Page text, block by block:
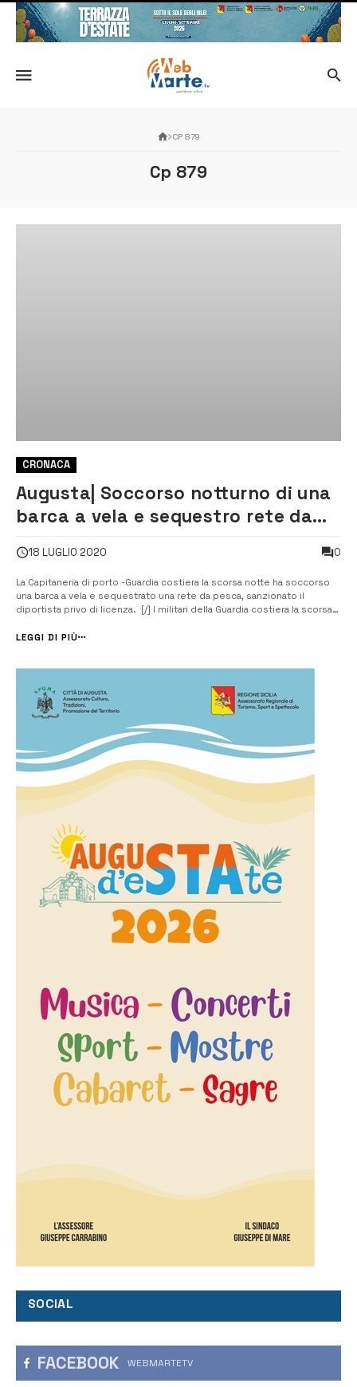
CP 879
Cp 879
CRONACA
Augusta| Soccorso notturno di una
barca a vela e sequestro rete da
18 LUGLIO 2020 0
La Capitaneria di porto -Guardia costiera la scorsa notte ha soccorso
una barca a vela e sequestrato una rete da pesca, sanzionato il
diportista privo di licenza. [/] I militari della Guardia costiera la scorsa
chiamata di soccorso è giunta alla sala operativa […]
LEGGI DI PIÙ
SOCIAL
FACEBOOK WEBMARTETV